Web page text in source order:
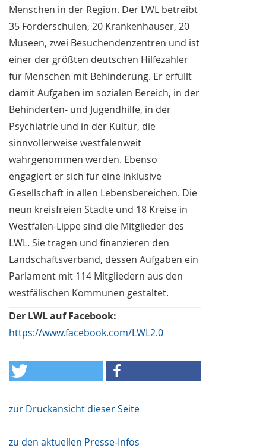
Menschen in der Region. Der LWL betreibt
35 Förderschulen, 20 Krankenhäuser, 20
Museen, zwei Besuchendenzentren und ist
einer der größten deutschen Hilfezahler
für Menschen mit Behinderung. Er erfüllt
damit Aufgaben im sozialen Bereich, in der
Behinderten- und Jugendhilfe, in der
Psychiatrie und in der Kultur, die
sinnvollerweise westfalenweit
wahrgenommen werden. Ebenso
engagiert er sich für eine inklusive
Gesellschaft in allen Lebensbereichen. Die
neun kreisfreien Städte und 18 Kreise in
Westfalen-Lippe sind die Mitglieder des
LWL. Sie tragen und finanzieren den
Landschaftsverband, dessen Aufgaben ein
Parlament mit 114 Mitgliedern aus den
westfälischen Kommunen gestaltet.
Der LWL auf Facebook:
https://www.facebook.com/LWL2.0
zur Druckansicht dieser Seite
zu den aktuellen Presse-Infos